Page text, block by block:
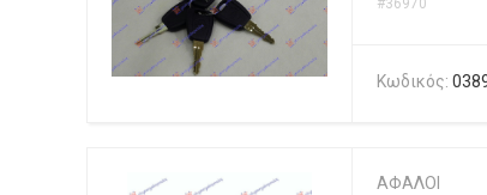
Κωδικός:
ΑΦΑΛΟΙ